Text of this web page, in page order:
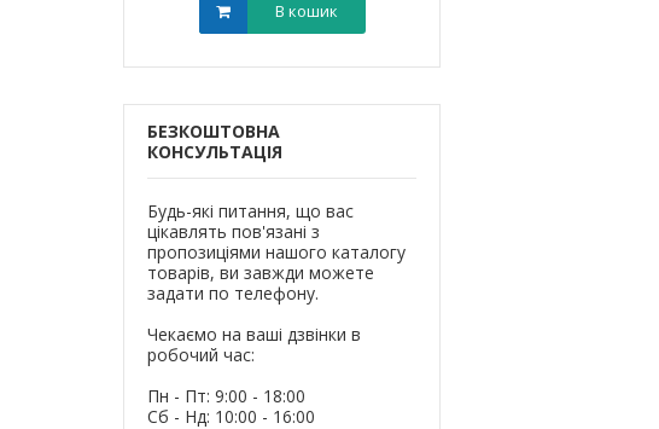
В кошик
БЕЗКОШТОВНА
КОНСУЛЬТАЦІЯ
Будь-які питання, що вас
цікавлять пов'язані з
пропозиціями нашого каталогу
товарів, ви завжди можете
задати по телефону.
Чекаємо на ваші дзвінки в
робочий час:
Пн - Пт: 9:00 - 18:00
Сб - Нд: 10:00 - 16:00